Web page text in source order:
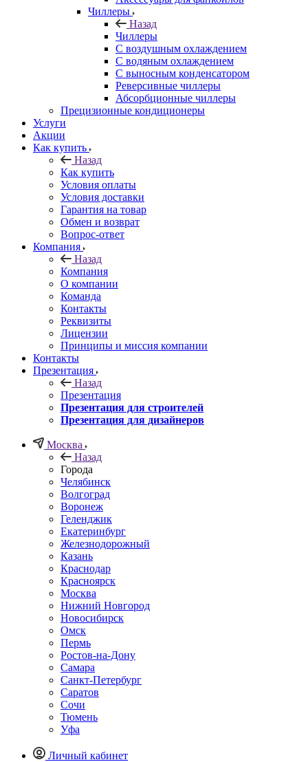
Чиллеры
Назад
Чиллеры
С воздушным охлаждением
С водяным охлаждением
С выносным конденсатором
Реверсивные чиллеры
Абсорбционные чиллеры
Прецизионные кондиционеры
Услуги
Акции
Как купить
Назад
Как купить
Условия оплаты
Условия доставки
Гарантия на товар
Обмен и возврат
Вопрос-ответ
Компания
Назад
Компания
О компании
Команда
Контакты
Реквизиты
Лицензии
Принципы и миссия компании
Контакты
Презентация
Назад
Презентация
Презентация для строителей
Презентация для дизайнеров
Москва
Назад
Города
Челябинск
Волгоград
Воронеж
Геленджик
Екатеринбург
Железнодорожный
Казань
Краснодар
Красноярск
Москва
Нижний Новгород
Новосибирск
Омск
Пермь
Ростов-на-Дону
Самара
Санкт-Петербург
Саратов
Сочи
Тюмень
Уфа
Личный кабинет